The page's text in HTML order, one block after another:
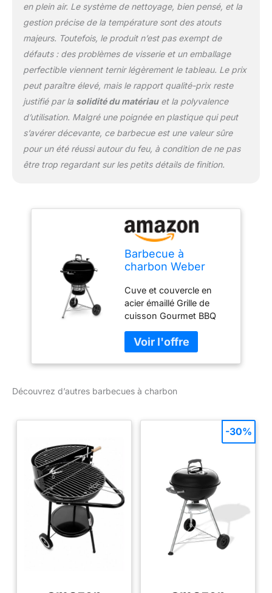
en plein air. Le système de nettoyage, bien pensé, et la
gestion précise de la température sont des atouts
majeurs. Toutefois, le produit n’est pas exempt de
défauts : des problèmes de visserie et un emballage
perfectible viennent ternir légèrement le tableau. Le prix
peut paraître élevé, mais le rapport qualité-prix reste
justifié par la solidité du matériauet la polyvalence
d’utilisation. Malgré une poignée en plastique qui peut
s’avérer décevante, ce barbecue est une valeur sûre
pour un été réussi autour du feu, à condition de ne pas
être trop regardant sur les petits détails de finition.
Barbecue à
charbon Weber
E 5750 Noir
Cuve et couvercle en
acier émaillé Grille de
cuisson Gourmet BBQ
Thermomètre intégré au
couvercle Clapet
d’aération en aluminium
thermodurci résistant
Découvrez d’autres barbecues à charbon
-30%